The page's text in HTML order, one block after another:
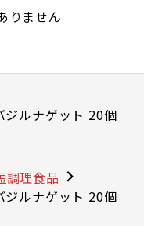
りません
ジルナゲット 20個
調理食品
ジルナゲット 20個